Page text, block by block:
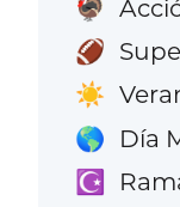
🦃
🏈
☀️
🌎 Día
☪️